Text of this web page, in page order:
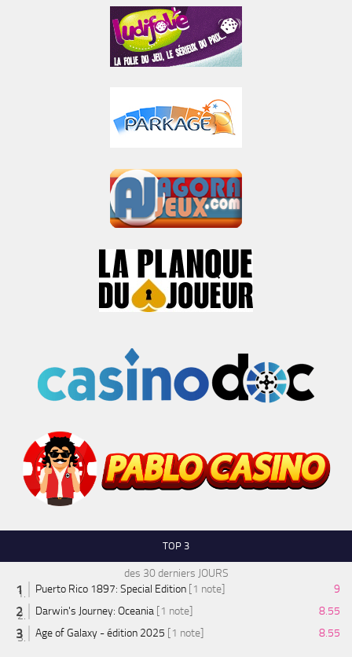
TOP 3
des 30 derniers JOURS
Puerto Rico 1897: Special Edition [1 note]
9
Darwin's Journey: Oceania [1 note]
8.55
Age of Galaxy - édition 2025 [1 note] 8.55